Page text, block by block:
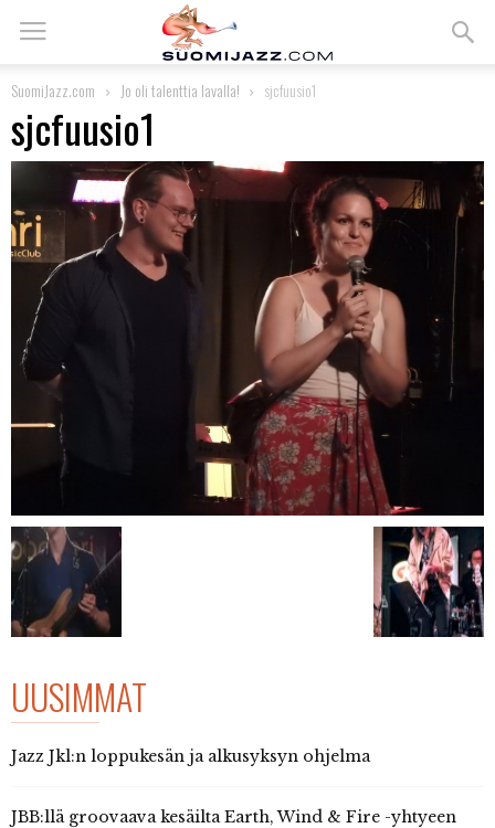
SuomiJazz.com Jo oli talenttia lavalla! sjcfuusio1
sjcfuusio1
UUSIMMAT
Jazz Jkl:n loppukesän ja alkusyksyn ohjelma
JBB:llä groovaava kesäilta Earth, Wind & Fire -yhtyeen